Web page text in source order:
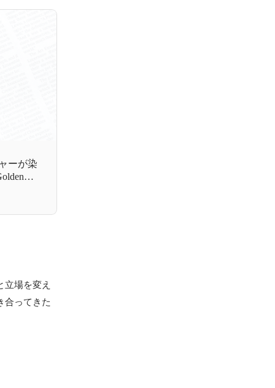
ーが染
場を変え
合ってきた